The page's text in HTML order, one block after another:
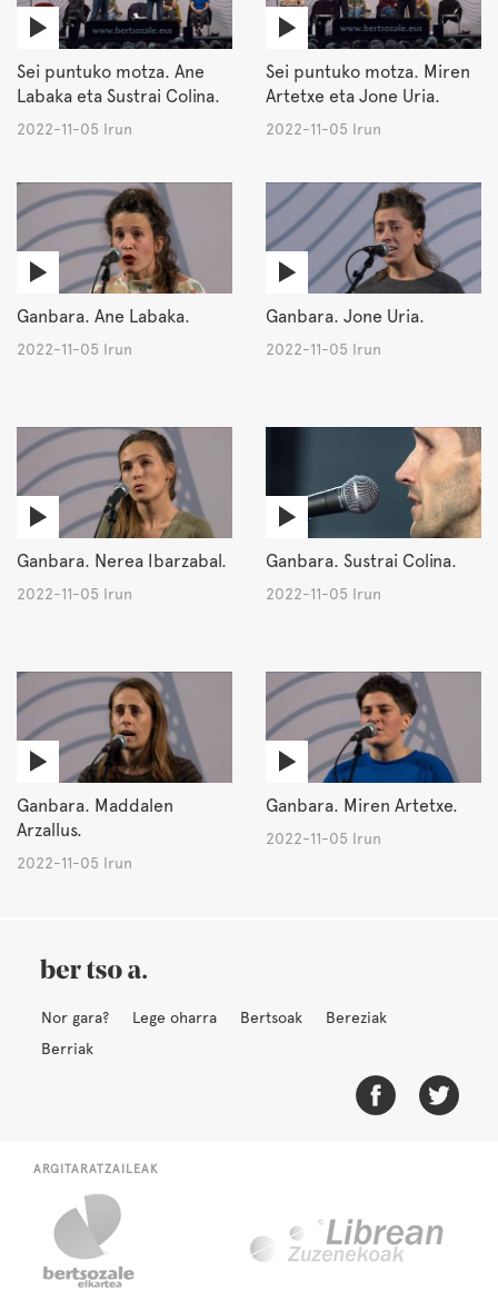
Sei puntuko motza. Ane
Labaka eta Sustrai Colina.
2022-11-05 Irun
Sei puntuko motza. Miren
Artetxe eta Jone Uria.
2022-11-05 Irun
Ganbara. Ane Labaka.
2022-11-05 Irun
Ganbara. Jone Uria.
2022-11-05 Irun
Ganbara. Nerea Ibarzabal.
2022-11-05 Irun
Ganbara. Sustrai Colina.
2022-11-05 Irun
Ganbara. Maddalen
Arzallus.
2022-11-05 Irun
Ganbara. Miren Artetxe.
2022-11-05 Irun
Nor gara? Lege oharra Bertsoak
Bereziak
Berriak
ARGITARATZAILEAK